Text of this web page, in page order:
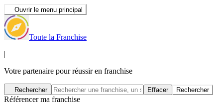
Ouvrir le menu principal
Toute la Franchise
|
Votre partenaire pour réussir en franchise
Rechercher Effacer Rechercher
Référencer ma franchise